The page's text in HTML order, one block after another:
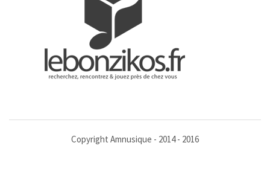
Copyright Amnusique - 2014 - 2016